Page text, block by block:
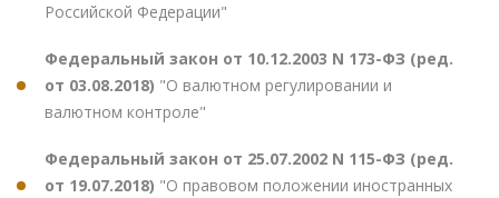
Российской Федерации"
Федеральный закон от 10.12.2003 N 173-ФЗ (ред.
от 03.08.2018) "О валютном регулировании и
валютном контроле"
Федеральный закон от 25.07.2002 N 115-ФЗ (ред.
от 19.07.2018) "О правовом положении иностранных